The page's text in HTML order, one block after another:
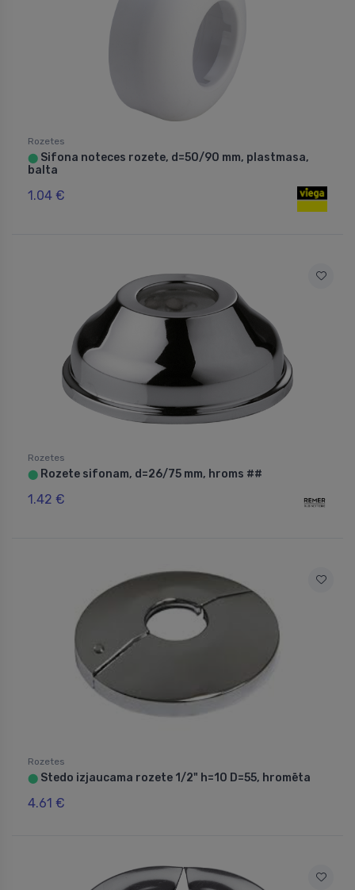
Rozetes
⬤ Sifona noteces rozete, d=50/90 mm, plastmasa,
balta
1.04 €
Rozetes
⬤ Rozete sifonam, d=26/75 mm, hroms ##
1.42 €
Rozetes
⬤ Stedo izjaucama rozete 1/2" h=10 D=55, hromēta
4.61 €